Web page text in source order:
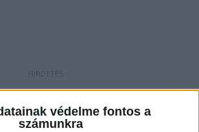
védelme fontos a
számunkra
elesett
bejegyzésében írt a